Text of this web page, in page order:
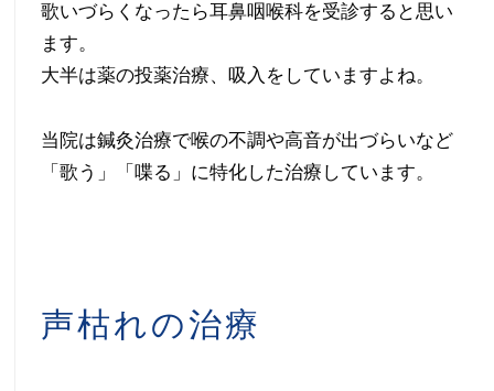
声
枯
れ・
ノ
れ・
歌いづらくなったら耳鼻咽喉科を受診すると思い
ます。
大半は薬の投薬治療、吸入をしていますよね。
当院は鍼灸治療で喉の不調や高音が出づらいなど
「歌う」「喋る」に特化した治療しています。
声枯れの治療